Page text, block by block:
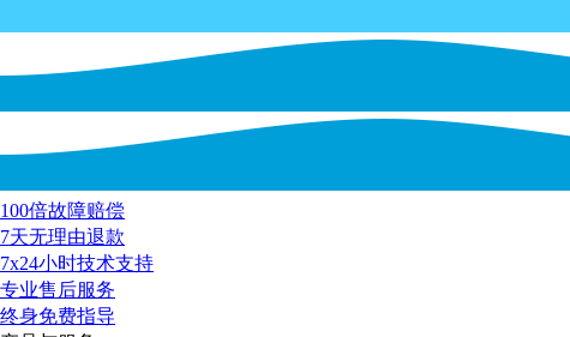
100倍故障赔偿
7天无理由退款
7x24小时技术支持
专业售后服务
终身免费指导